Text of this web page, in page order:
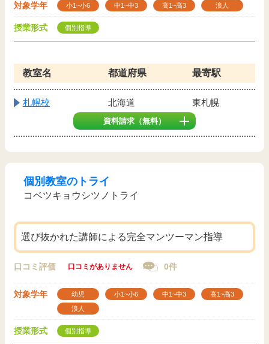
対象学年 小1~小6 中1~中3 高1~高3 浪人
授業形式 個別指導
教室名 都道府県 最寄駅
札幌校 北海道 東札幌
資料請求（無料）
個別教室のトライ
コベツキョウシツノトライ
選び抜かれた講師による完全マンツーマン指導
口コミ評価 口コミがありません 0件
対象学年 幼児 小1~小6 中1~中3
高1~高3
浪人
授業形式 個別指導